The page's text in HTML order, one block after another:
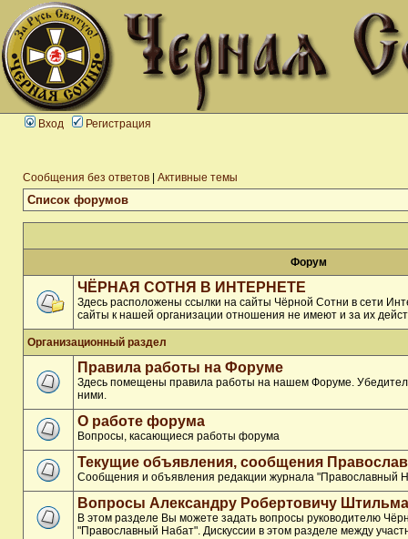
Вход Регистрация
Сообщения без ответов Активные темы
Список форумов
Форум
ЧЁРНАЯ СОТНЯ В ИНТЕРНЕТЕ
Здесь расположены ссылки на сайты Чёрной Сотни в сети
сайты к нашей организации отношения не имеют и за их
Организационный раздел
Правила работы на Форуме
Здесь помещены правила работы на нашем Форуме.
ними.
О работе форума
Вопросы, касающиеся работы форума
Текущие объявления, сообщения
Сообщения и объявления редакции журнала "Православный
Вопросы Александру Робертовичу
В этом разделе Вы можете задать вопросы руководителю
"Православный Набат". Дискуссии в этом разделе между